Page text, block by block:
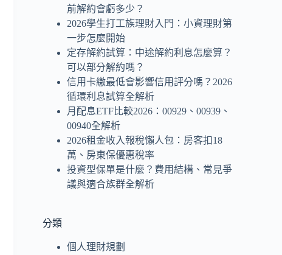
前解約會虧多少？
2026學生打工族理財入門：小資理財第
一步怎麼開始
定存解約試算：中途解約利息怎麼算？
可以部分解約嗎？
信用卡繳最低會影響信用評分嗎？2026
循環利息試算全解析
月配息ETF比較2026：00929、00939、
00940全解析
2026租金收入報稅懶人包：房客扣18
萬、房東保優惠稅率
投資型保單是什麼？費用結構、常見爭
議與適合族群全解析
分類
個人理財規劃